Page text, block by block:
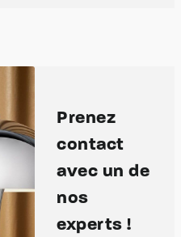
Prenez
contact
avec un de
nos
experts !